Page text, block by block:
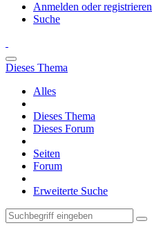
Anmelden oder registrieren
Suche
Dieses Thema
Alles
Dieses Thema
Dieses Forum
Seiten
Forum
Erweiterte Suche